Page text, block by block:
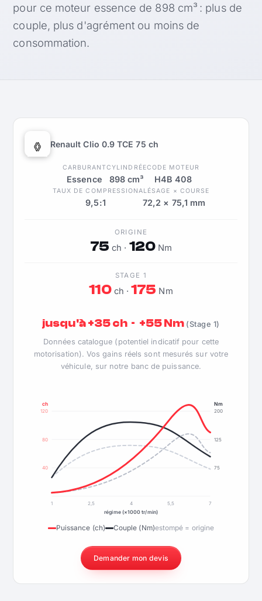
pour ce moteur essence de 898 cm³ : plus de
couple, plus d'agrément ou moins de
consommation.
Renault Clio 0.9 TCE 75 ch
CARBURANT
Essence
CYLINDRÉE
898 cm³
CODE MOTEUR
H4B 408
TAUX DE COMPRESSION
9,5:1
ALÉSAGE × COURSE
72,2 × 75,1 mm
ORIGINE
75 ch · 120Nm
STAGE 1
110ch ·175 Nm
jusqu'à +35 ch · +55 Nm (Stage 1)
Données catalogue (potentiel indicatif pour cette
motorisation). Vos gains réels sont mesurés sur votre
véhicule, sur notre banc de puissance.
40
80
120
75
125
200
ch Nm
1 2,5 4 5,5
7
régime (×1000 tr/min)
Puissance (ch) Couple (Nm)estompé = origine
Demander mon devis